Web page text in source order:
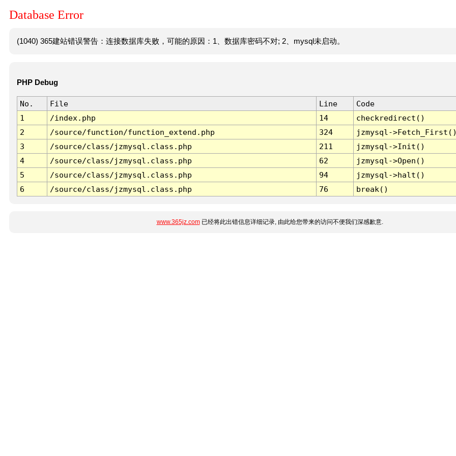
Database Error
(1040) 365建站错误警告：连接数据库失败，可能的原因：1、数据库密码不对; 2、mysql未启动。
PHP Debug
No. File Line
Code
1
/index.php 14
checkredirect()
2
/source/function/function_extend.php 324
jzmysql-
3
/source/class/jzmysql.class.php 211
jzmysql->Init()
4
/source/class/jzmysql.class.php 62
jzmysql->Open()
5
/source/class/jzmysql.class.php 94
jzmysql->halt()
6
/source/class/jzmysql.class.php 76 break()
www.365jz.com已经将此出错信息详细记录, 由此给您带来的访问不便我们深感歉意.